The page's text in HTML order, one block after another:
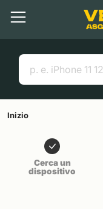
Contenuto
Menu
Cerca
Link utili
Inizio
Cerca un
dispositivo